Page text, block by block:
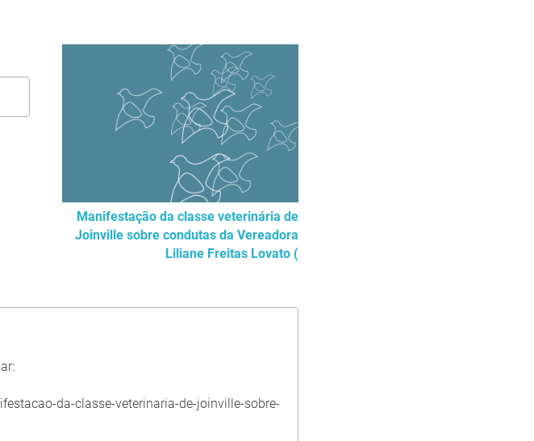
Manifestação da classe veterinária de
Joinville sobre condutas da Vereadora
Liliane Freitas Lovato (